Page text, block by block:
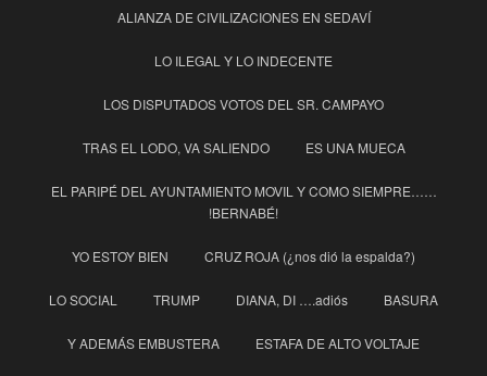
ALIANZA DE CIVILIZACIONES EN SEDAVÍ
LO ILEGAL Y LO INDECENTE
LOS DISPUTADOS VOTOS DEL SR. CAMPAYO
TRAS EL LODO, VA SALIENDO ES UNA MUECA
EL PARIPÉ DEL AYUNTAMIENTO MOVIL Y COMO SIEMPRE……
!BERNABÉ!
YO ESTOY BIEN CRUZ ROJA (¿nos dió la espalda?)
LO SOCIAL TRUMP DIANA, DI ….adiós BASURA
Y ADEMÁS EMBUSTERA ESTAFA DE ALTO VOLTAJE